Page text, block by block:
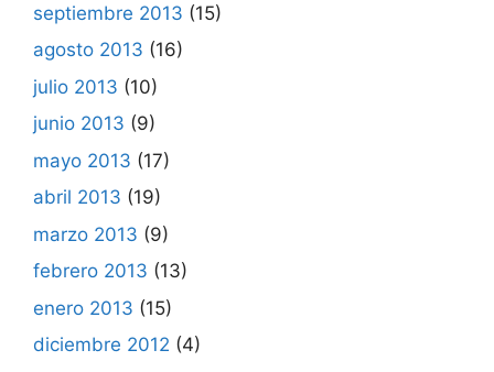
septiembre 2013 (15)
agosto 2013 (16)
julio 2013 (10)
junio 2013 (9)
mayo 2013 (17)
abril 2013 (19)
marzo 2013 (9)
febrero 2013 (13)
enero 2013 (15)
diciembre 2012 (4)